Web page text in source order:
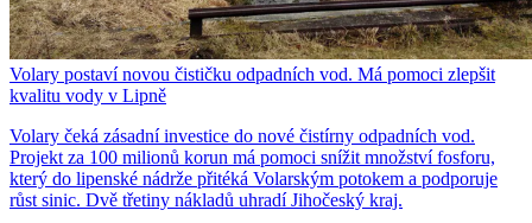
Volary postaví novou čističku odpadních vod. Má pomoci zlepšit
kvalitu vody v Lipně
Volary čeká zásadní investice do nové čistírny odpadních vod.
Projekt za 100 milionů korun má pomoci snížit množství fosforu,
který do lipenské nádrže přitéká Volarským potokem a podporuje
růst sinic. Dvě třetiny nákladů uhradí Jihočeský kraj.